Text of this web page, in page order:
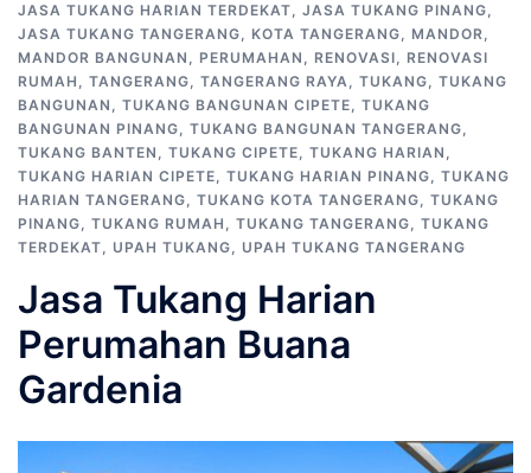
JASA TUKANG HARIAN TERDEKAT, JASA TUKANG PINANG,
JASA TUKANG TANGERANG, KOTA TANGERANG, MANDOR,
MANDOR BANGUNAN , PERUMAHAN , RENOVASI, RENOVASI
RUMAH , TANGERANG, TANGERANG RAYA, TUKANG, TUKANG
BANGUNAN , TUKANG BANGUNAN CIPETE, TUKANG
BANGUNAN PINANG, TUKANG BANGUNAN TANGERANG,
TUKANG BANTEN , TUKANG CIPETE, TUKANG HARIAN ,
TUKANG HARIAN CIPETE, TUKANG HARIAN PINANG, TUKANG
HARIAN TANGERANG, TUKANG KOTA TANGERANG, TUKANG
PINANG, TUKANG RUMAH , TUKANG TANGERANG, TUKANG
TERDEKAT, UPAH TUKANG, UPAH TUKANG TANGERANG
Jasa Tukang Harian
Perumahan Buana
Gardenia